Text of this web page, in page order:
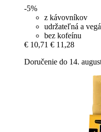
-5%
z kávovníkov
udržateľná a
bez kofeínu
€ 10,71 € 11,28
Doručenie do 14.